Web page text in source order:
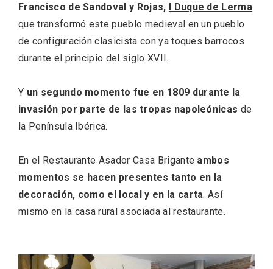
Francisco de Sandoval y Rojas, I Duque de Lerma
que transformó este pueblo medieval en un pueblo
de configuración clasicista con ya toques barrocos
durante el principio del siglo XVII.
Y un segundo momento fue en 1809 durante la
invasión por parte de las tropas napoleónicas de
la Península Ibérica.
En el Restaurante Asador Casa Brigante ambos
momentos se hacen presentes tanto en la
decoración, como el local y en la carta. Así
mismo en la casa rural asociada al restaurante.
vermouth de Valladolid